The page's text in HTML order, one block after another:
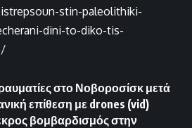
stin-paleolithiki-
dini-to-diko-tis-
στο Νοβοροσίσκ μετά
επίθεση με drones (vid)
βομβαρδισμός στην